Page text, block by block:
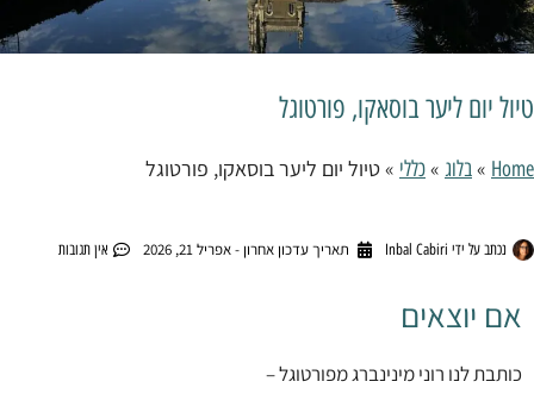
Home
»בלוג »כללי »טיול יום ליער בוסאקו, פורטוגל
טיול יום ליער בוסאקו, פורטוגל
נכתב על ידי Inbal Cabiri תאריך עדכון אחרון - אפריל 21, 2026 אין תגובות
אם יוצאים
כותבת לנו רוני מינינברג מפורטוגל –